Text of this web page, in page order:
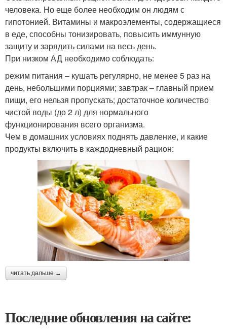
человека. Но еще более необходим он людям с
гипотонией. Витамины и макроэлементы, содержащиеся
в еде, способны тонизировать, повысить иммунную
защиту и зарядить силами на весь день.
При низком АД необходимо соблюдать:
режим питания – кушать регулярно, не менее 5 раз на
день, небольшими порциями; завтрак – главный прием
пищи, его нельзя пропускать; достаточное количество
чистой воды (до 2 л) для нормального
функционирования всего организма.
Чем в домашних условиях поднять давление, и какие
продукты включить в каждодневный рацион:
читать дальше →
Последние обновления на сайте: